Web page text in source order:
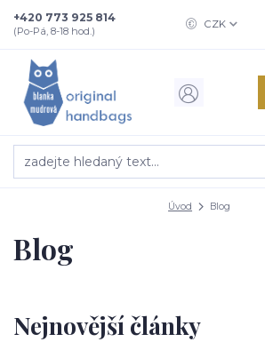
CZK
+420 773 925 814
(Po-Pá, 8-18 hod.)
Úvod Blog
Blog
Nejnovější články